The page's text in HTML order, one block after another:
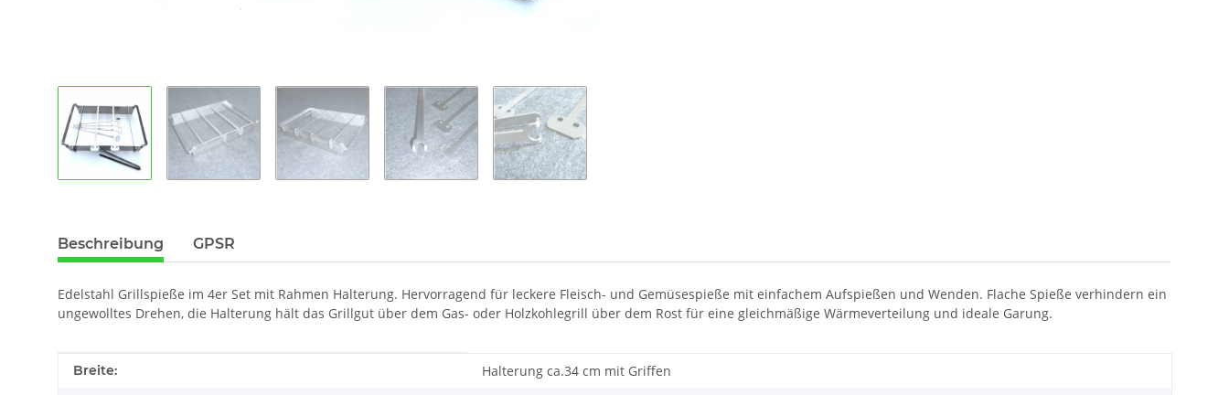
Beschreibung GPSR
Edelstahl Grillspieße im 4er Set mit Rahmen Halterung. Hervorragend für leckere Fleisch- und Gemüsespieße mit einfachem Aufspießen und Wenden. Flache Spieße verhindern ein
ungewolltes Drehen, die Halterung hält das Grillgut über dem Gas- oder Holzkohlegrill über dem Rost für eine gleichmäßige Wärmeverteilung und ideale Garung.
Produkteigenschaft
Wert
Breite: Halterung ca.34 cm mit Griffen